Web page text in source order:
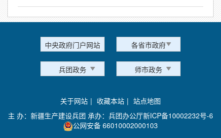
中央政府门户网站 各省市政府
兵团政务 师市政务
关于网站 | 收藏本站 | 站点地图
主 办：新疆生产建设兵团 承办：兵团办公厅新ICP备10002232号-6
公网安备 66010002000103